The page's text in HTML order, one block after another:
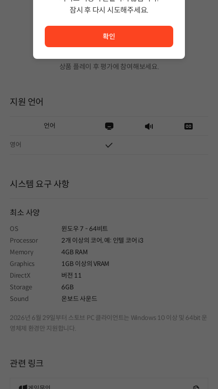
상품 플레이 후 평가에 참여해보세요.
지원 언어
언어
영어
시스템 요구 사항
최소 사양
OS
윈도우 7 - 64비트
Processor
2개 이상의 코어, 예: 인텔 코어 i3
Memory
4GB RAM
Graphics
1GB 이상의 VRAM
DirectX
버전 11
Storage
6GB
Sound
온보드 사운드
2026년 6월 29일부터 스토브 PC 클라이언트는 Windows 10 이상 및 64bit 운
영체제 환경만 지원합니다.
관련 링크
잠시 후 다시 시도해주세요.
확인